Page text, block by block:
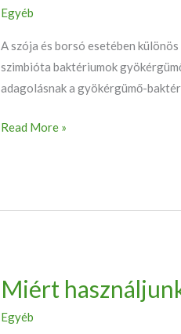
Egyéb
A szója és borsó esetében
szimbióta baktériumok
adagolásnak a gyökérgümő-
profi
lombtrágyázási
technológiai
javaslat
Read More »
Miért
Egyéb
Miért
Fitohorm